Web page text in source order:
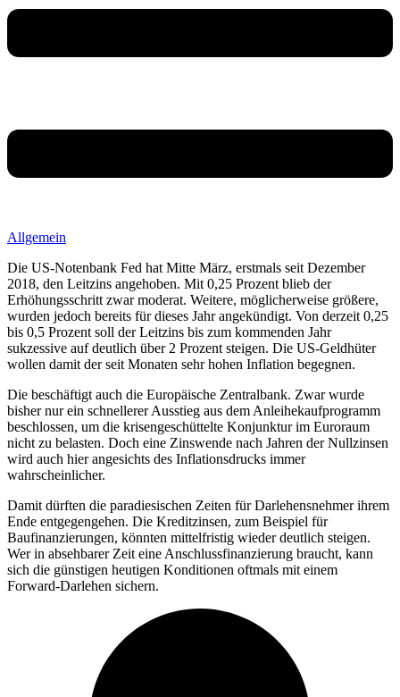
Allgemein
Die US-Notenbank Fed hat Mitte März, erstmals seit Dezember
2018, den Leitzins angehoben. Mit 0,25 Prozent blieb der
Erhöhungsschritt zwar moderat. Weitere, möglicherweise größere,
wurden jedoch bereits für dieses Jahr angekündigt. Von derzeit 0,25
bis 0,5 Prozent soll der Leitzins bis zum kommenden Jahr
sukzessive auf deutlich über 2 Prozent steigen. Die US-Geldhüter
wollen damit der seit Monaten sehr hohen Inflation begegnen.
Die beschäftigt auch die Europäische Zentralbank. Zwar wurde
bisher nur ein schnellerer Ausstieg aus dem Anleihekaufprogramm
beschlossen, um die krisengeschüttelte Konjunktur im Euroraum
nicht zu belasten. Doch eine Zinswende nach Jahren der Nullzinsen
wird auch hier angesichts des Inflationsdrucks immer
wahrscheinlicher.
Damit dürften die paradiesischen Zeiten für Darlehensnehmer ihrem
Ende entgegengehen. Die Kreditzinsen, zum Beispiel für
Baufinanzierungen, könnten mittelfristig wieder deutlich steigen.
Wer in absehbarer Zeit eine Anschlussfinanzierung braucht, kann
sich die günstigen heutigen Konditionen oftmals mit einem
Forward-Darlehen sichern.